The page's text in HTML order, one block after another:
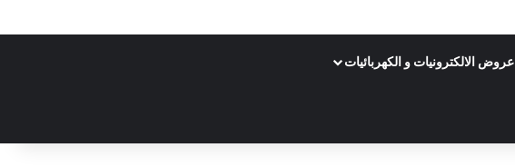
عروض الالكترونيات و الكهربائيات